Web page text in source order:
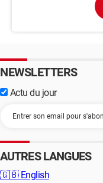
NEWSLETTERS
Actu du jour
AUTRES LANGUES
🇬🇧 English